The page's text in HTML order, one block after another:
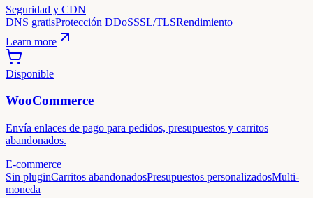
Seguridad y CDN
DNS gratisProtección DDoSSSL/TLSRendimiento
Learn more
Disponible
WooCommerce
Envía enlaces de pago para pedidos, presupuestos y carritos
abandonados.
E-commerce
Sin pluginCarritos abandonadosPresupuestos personalizadosMulti-
moneda